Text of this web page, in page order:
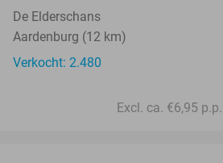
De Elderschans
Aardenburg (12 km)
Verkocht: 2.480
Excl. ca. €6,95